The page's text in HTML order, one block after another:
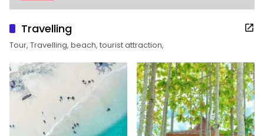
Travelling
Tour, Travelling, beach, tourist attraction,